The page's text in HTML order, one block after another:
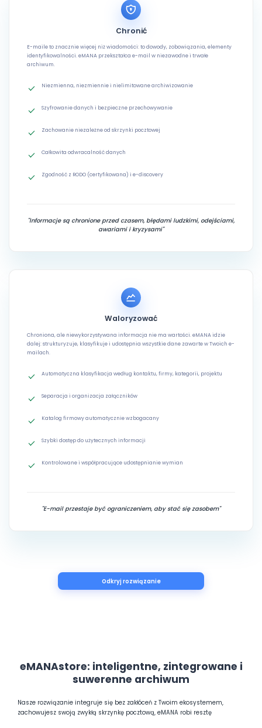
Chronić
E-maile to znacznie więcej niż wiadomości: to dowody, zobowiązania, elementy
identyfikowalności. eMANA przekształca e-mail w niezawodne i trwałe
archiwum.
Niezmienna, niezmiennie i nielimitowane archiwizowanie
Szyfrowanie danych i bezpieczne przechowywanie
Zachowanie niezależne od skrzynki pocztowej
Całkowita odwracalność danych
Zgodność z RODO (certyfikowana) i e-discovery
"Informacje są chronione przed czasem, błędami ludzkimi, odejściami,
awariami i kryzysami"
Waloryzować
Chroniona, ale niewykorzystywana informacja nie ma wartości. eMANA idzie
dalej: strukturyzuje, klasyfikuje i udostępnia wszystkie dane zawarte w Twoich e-
mailach.
Automatyczna klasyfikacja według kontaktu, firmy, kategorii, projektu
Separacja i organizacja załączników
Katalog firmowy automatycznie wzbogacany
Szybki dostęp do użytecznych informacji
Kontrolowane i współpracujące udostępnianie wymian
"E-mail przestaje być ograniczeniem, aby stać się zasobem"
Odkryj rozwiązanie
eMANAstore: inteligentne, zintegrowane i
suwerenne archiwum
Nasze rozwiązanie integruje się bez zakłóceń z Twoim ekosystemem,
zachowujesz swoją zwykłą skrzynkę pocztową, eMANA robi resztę